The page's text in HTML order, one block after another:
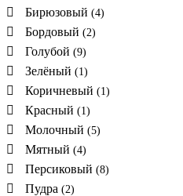
Бирюзовый (4)
Бордовый (2)
Голубой (9)
Зелёный (1)
Коричневый (1)
Красный (1)
Молочный (5)
Мятный (4)
Персиковый (8)
Пудра (2)